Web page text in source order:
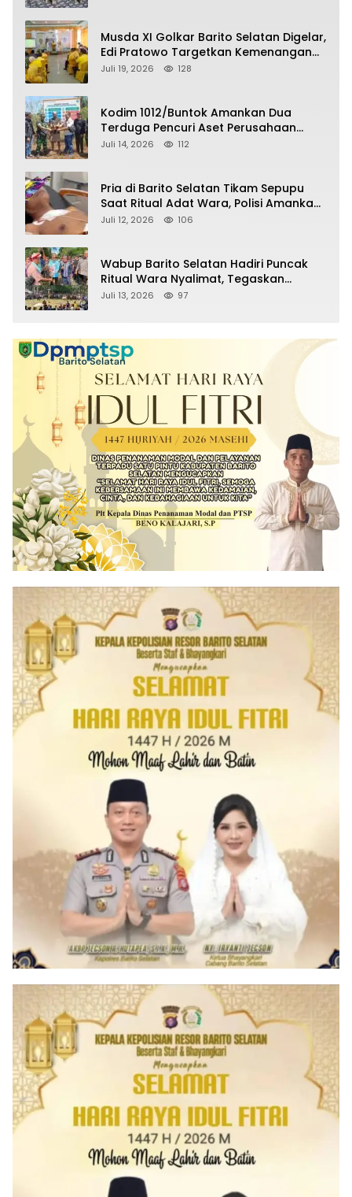
Musda XI Golkar Barito Selatan Digelar,
Edi Pratowo Targetkan Kemenangan
Partai pada Pemilu Mendatang
Juli 19, 2026 128
Kodim 1012/Buntok Amankan Dua
Terduga Pencuri Aset Perusahaan
Sitaan Satgas PKH, Satu Paket Diduga
Juli 14, 2026 112
Pria di Barito Selatan Tikam Sepupu
Saat Ritual Adat Wara, Polisi Amankan
Pelaku
Juli 12, 2026 106
Wabup Barito Selatan Hadiri Puncak
Ritual Wara Nyalimat, Tegaskan
Komitmen Lestarikan Budaya Dayak
Juli 13, 2026 97